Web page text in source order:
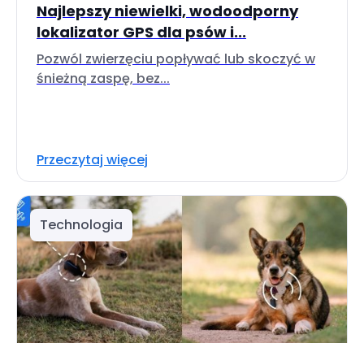
Najlepszy niewielki, wodoodporny
lokalizator GPS dla psów i...
Pozwól zwierzęciu popływać lub skoczyć w
śnieżną zaspę, bez...
Przeczytaj więcej
Technologia